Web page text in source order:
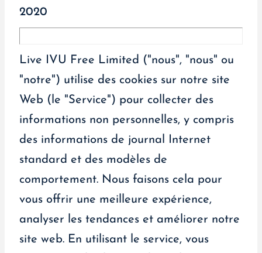
2020
Live IVU Free Limited ("nous", "nous" ou
"notre") utilise des cookies sur notre site
Web (le "Service") pour collecter des
informations non personnelles, y compris
des informations de journal Internet
standard et des modèles de
comportement. Nous faisons cela pour
vous offrir une meilleure expérience,
analyser les tendances et améliorer notre
site web. En utilisant le service, vous